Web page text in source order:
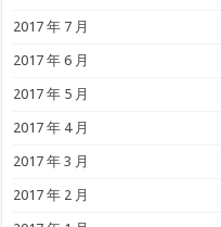
2017 年 7 月
2017 年 6 月
2017 年 5 月
2017 年 4 月
2017 年 3 月
2017 年 2 月